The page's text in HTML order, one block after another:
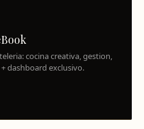
cocina creativa, gestion,
dashboard exclusivo.